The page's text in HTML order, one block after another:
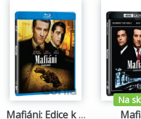
Mafiáni: Edice k 25. výročí
Na